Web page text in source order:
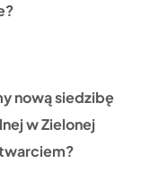
nową siedzibę
w Zielonej